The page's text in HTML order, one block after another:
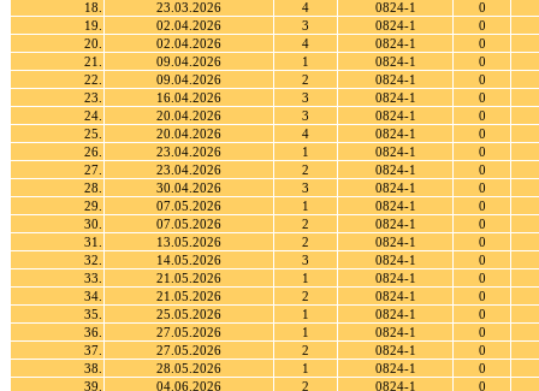
18.
23.03.2026 4 0824-1
0
19.
02.04.2026 3 0824-1
0
20.
02.04.2026 4 0824-1
0
21.
09.04.2026 1 0824-1
0
22.
09.04.2026 2 0824-1
0
23.
16.04.2026 3 0824-1
0
24.
20.04.2026 3 0824-1
0
25.
20.04.2026 4 0824-1
0
26.
23.04.2026 1 0824-1
0
27.
23.04.2026 2 0824-1
0
28.
30.04.2026 3 0824-1
0
29.
07.05.2026 1 0824-1
0
30.
07.05.2026 2 0824-1
0
31.
13.05.2026 2 0824-1
0
32.
14.05.2026 3 0824-1
0
33.
21.05.2026 1 0824-1
0
34.
21.05.2026 2 0824-1
0
35.
25.05.2026 1 0824-1
0
36.
27.05.2026 1 0824-1
0
37.
27.05.2026 2 0824-1
0
38.
28.05.2026 1 0824-1
0
39.
04.06.2026 2 0824-1 0